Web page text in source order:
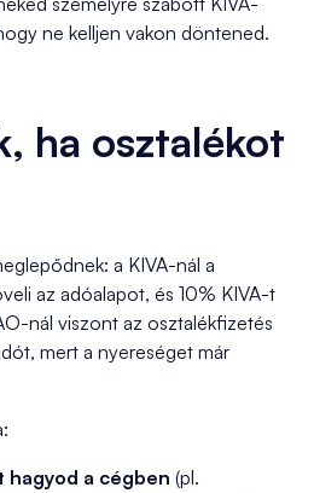
ne kelljen vakon döntened.
ha osztalékot
a KIVA-nál a
az adóalapot, és 10% KIVA-t
nál viszont az osztalékfizetés
mert a nyereséget már
hagyod a cégben (pl.